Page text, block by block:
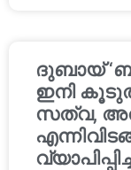
ദുബായ്
ഇനി
സത്വ,